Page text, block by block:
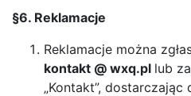
§6. Reklamacje
Reklamacje można
kontakt @ wxq.pl lub
„Kontakt”, dostarczając